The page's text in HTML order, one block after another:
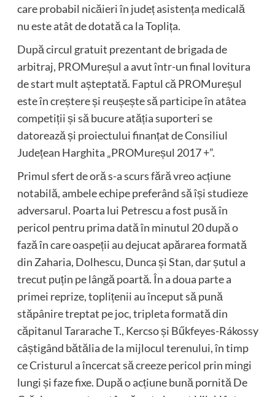
care probabil nicăieri în județ asistența medicală
nu este atât de dotată ca la Toplița.
După circul gratuit prezentant de brigada de
arbitraj, PROMureșul a avut într-un final lovitura
de start mult așteptată. Faptul că PROMureșul
este în creștere și reușește să participe în atâtea
competiții și să bucure atăția suporteri se
datorează și proiectului finanțat de Consiliul
Județean Harghita „PROMureșul 2017 +”.
Primul sfert de oră s-a scurs fără vreo acțiune
notabilă, ambele echipe preferând să își studieze
adversarul. Poarta lui Petrescu a fost pusă în
pericol pentru prima dată în minutul 20 după o
fază în care oaspeții au dejucat apărarea formată
din Zaharia, Dolhescu, Dunca și Stan, dar șutul a
trecut puțin pe lângă poartă. În a doua parte a
primei reprize, toplițenii au început să pună
stăpânire treptat pe joc, tripleta formată din
căpitanul Tararache T., Kercso și Bűkfeyes-Rákossy
câștigând bătălia de la mijlocul terenului, în timp
ce Cristurul a încercat să creeze pericol prin mingi
lungi și faze fixe. După o acțiune bună pornită De